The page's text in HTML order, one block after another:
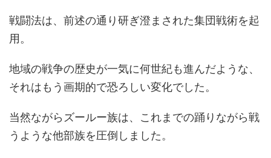
戦闘法は、前述の通り研ぎ澄まされた集団戦術を起
用。
地域の戦争の歴史が一気に何世紀も進んだような、
それはもう画期的で恐ろしい変化でした。
当然ながらズールー族は、これまでの踊りながら戦
うような他部族を圧倒しました。